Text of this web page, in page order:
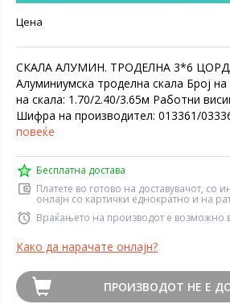
Цена
СКАЛА АЛУМИН. ТРОДЕЛНА 3*6
Алуминиумска троделна скала Број
на скала: 1.70/2.40/3.65м Работни
Шифра на производител: 013361/
повеќе
Бесплатна достава
Платете во готово на доставувачот, со
онлајн со картички еднократно и на
Враќањето на производот е возможно
Како да нарачате онлајн?
ПРОИЗВОДОТ НЕ Е